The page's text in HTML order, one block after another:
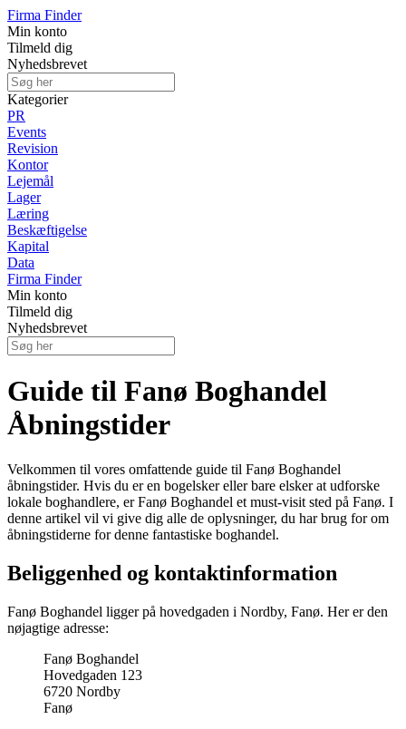
Firma Finder
Min konto
Tilmeld dig
Nyhedsbrevet
Kategorier
PR
Events
Revision
Kontor
Lejemål
Lager
Læring
Beskæftigelse
Kapital
Data
Firma Finder
Min konto
Tilmeld dig
Nyhedsbrevet
Guide til Fanø Boghandel
Åbningstider
Velkommen til vores omfattende guide til Fanø Boghandel
åbningstider. Hvis du er en bogelsker eller bare elsker at udforske
lokale boghandlere, er Fanø Boghandel et must-visit sted på Fanø. I
denne artikel vil vi give dig alle de oplysninger, du har brug for om
åbningstiderne for denne fantastiske boghandel.
Beliggenhed og kontaktinformation
Fanø Boghandel ligger på hovedgaden i Nordby, Fanø. Her er den
nøjagtige adresse:
Fanø Boghandel
Hovedgaden 123
6720 Nordby
Fanø